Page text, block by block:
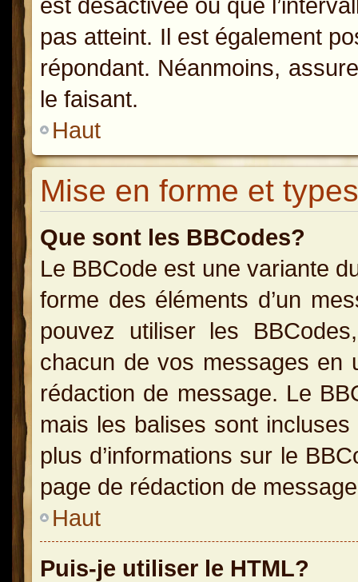
pas atteint. Il est également
répondant. Néanmoins,
le faisant.
Haut
Mise en forme et
Que sont les BBCodes?
Le BBCode est une variante
forme des éléments d’un
pouvez utiliser les
chacun de vos messages en
rédaction de message. Le
mais les balises sont
plus d’informations sur le
page de rédaction de
Haut
Puis-je utiliser le HTML?